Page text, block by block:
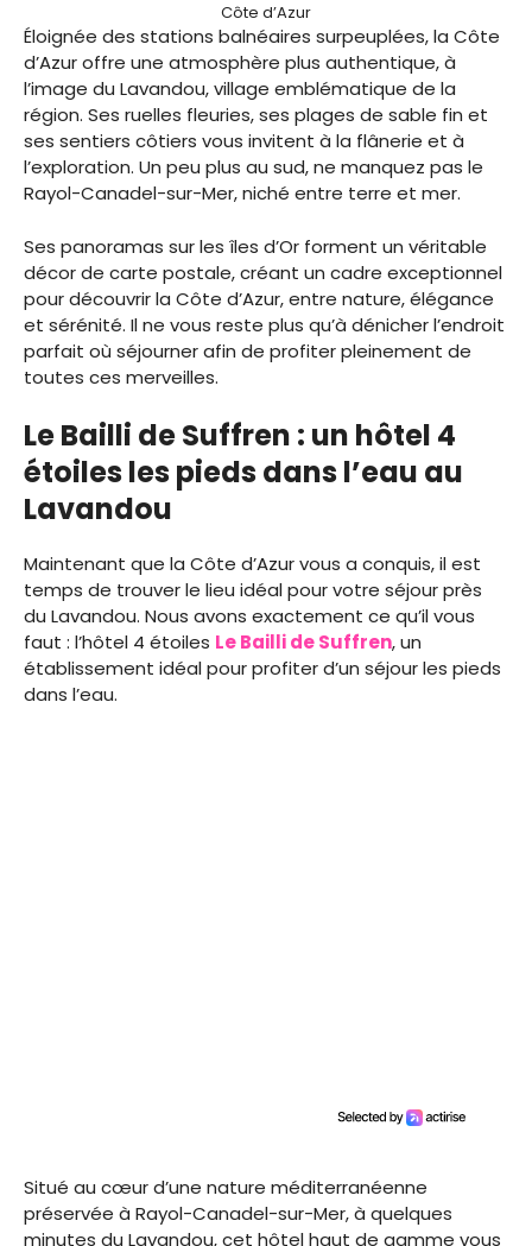
Côte d’Azur
Éloignée des stations balnéaires surpeuplées, la Côte
d’Azur offre une atmosphère plus authentique, à
l’image du Lavandou, village emblématique de la
région. Ses ruelles fleuries, ses plages de sable fin et
ses sentiers côtiers vous invitent à la flânerie et à
l’exploration. Un peu plus au sud, ne manquez pas le
Rayol-Canadel-sur-Mer, niché entre terre et mer.
Ses panoramas sur les îles d’Or forment un véritable
décor de carte postale, créant un cadre exceptionnel
pour découvrir la Côte d’Azur, entre nature, élégance
et sérénité. Il ne vous reste plus qu’à dénicher l’endroit
parfait où séjourner afin de profiter pleinement de
toutes ces merveilles.
Le Bailli de Suffren : un hôtel 4
étoiles les pieds dans l’eau au
Lavandou
Maintenant que la Côte d’Azur vous a conquis, il est
temps de trouver le lieu idéal pour votre séjour près
du Lavandou. Nous avons exactement ce qu’il vous
faut : l’hôtel 4 étoiles Le Bailli de Suffren, un
établissement idéal pour profiter d’un séjour les pieds
dans l’eau.
Situé au cœur d’une nature méditerranéenne
préservée à Rayol-Canadel-sur-Mer, à quelques
minutes du Lavandou, cet hôtel haut de gamme vous